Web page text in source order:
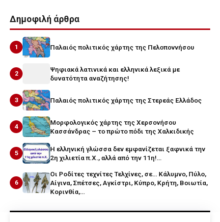
Δημοφιλή άρθρα
1 Παλαιός πολιτικός χάρτης της Πελοποννήσου
2
Ψηφιακά λατινικά και ελληνικά λεξικά με
δυνατότητα αναζήτησης!
3 Παλαιός πολιτικός χάρτης της Στερεάς Ελλάδος
4
Μορφολογικός χάρτης της Χερσονήσου
Κασσάνδρας – το πρώτο πόδι της Χαλκιδικής
5
Η ελληνική γλώσσα δεν εμφανίζεται ξαφνικά την
2η χιλιετία π.Χ., αλλά από την 11η!…
6
Οι Ροδίτες τεχνίτες Τελχίνες, σε… Κάλυμνο, Πύλο,
Αίγινα, Σπέτσες, Αγκίστρι, Κύπρο, Κρήτη, Βοιωτία,
Κορινθία,…